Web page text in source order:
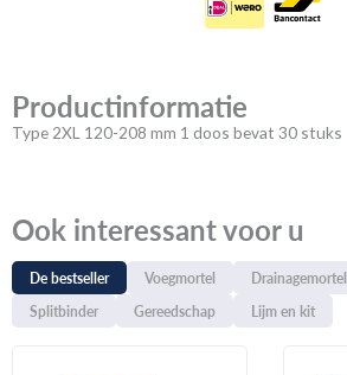
Productinformatie
Type 2XL 120-208 mm 1 doos bevat 30 stuks
Ook interessant voor u
De bestseller Voegmortel Drainagemortel
Splitbinder
Gereedschap Lijm en kit